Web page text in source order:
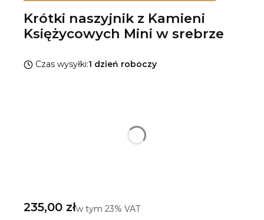
Krótki naszyjnik z Kamieni
Księżycowych Mini w srebrze
Czas wysyłki:1 dzień roboczy
Cena
235,00 złw tym 23% VAT
w tym 23% VAT